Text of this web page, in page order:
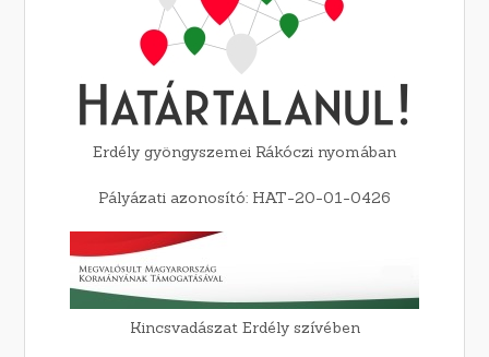
Erdély gyöngyszemei Rákóczi nyomában
Pályázati azonosító: HAT-20-01-0426
Kincsvadászat Erdély szívében